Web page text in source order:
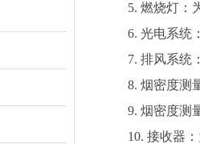
5. 燃烧灯：
6. 光电系统
7. 排风系统
8. 烟密度测
9. 烟密度测
10. 接收器